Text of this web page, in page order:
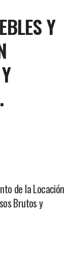
Y
de la Locación
Brutos y